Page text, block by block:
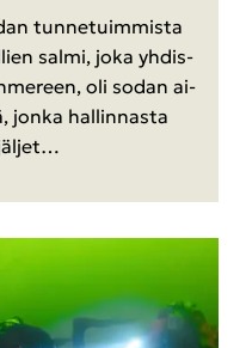
tun­ne­tuim­mis­ta
salmi, joka yh­dis­
oli sodan ai­
jonka hal­lin­nas­ta